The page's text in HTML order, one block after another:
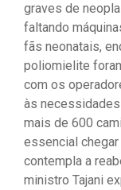
graves de
faltando
fãs neonatais,
poliomielite
com os
às
mais de 600
essencial
contempla a
ministro Tajani